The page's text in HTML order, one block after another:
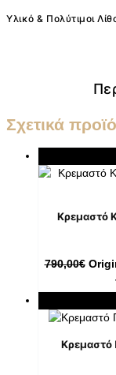
Υλικό & Πολύτιμοι
Σχετικά
Κρεμαστό
790,00€
Κρεμαστό